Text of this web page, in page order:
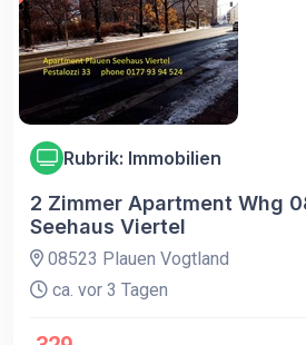
Rubrik: Immobilien
2 Zimmer Apartment Whg
Seehaus Viertel
08523 Plauen Vogtland
ca. vor 3 Tagen